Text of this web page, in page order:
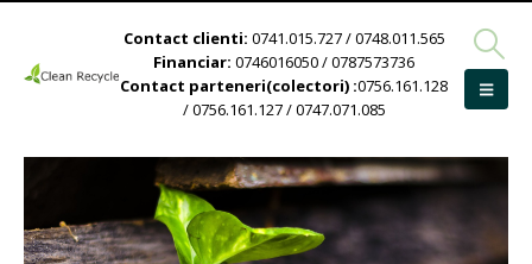
Contact clienti: 0741.015.727 / 0748.011.565
Financiar: 0746016050 / 0787573736
Contact parteneri(colectori) :0756.161.128
/ 0756.161.127 / 0747.071.085